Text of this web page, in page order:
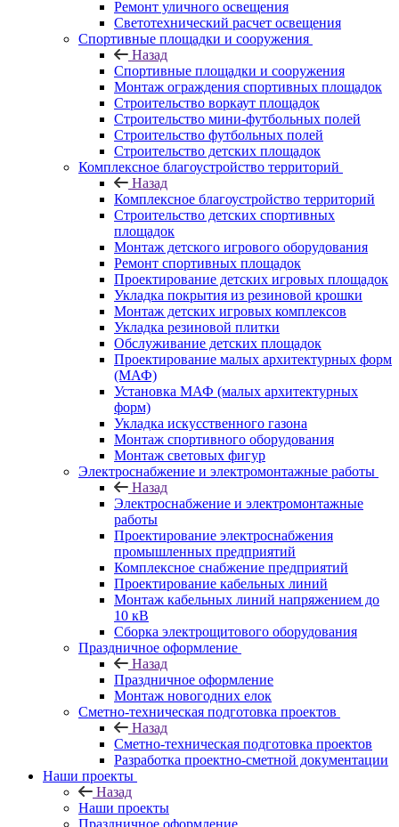
Ремонт уличного освещения
Светотехнический расчет освещения
Спортивные площадки и сооружения
Назад
Спортивные площадки и сооружения
Монтаж ограждения спортивных площадок
Строительство воркаут площадок
Строительство мини-футбольных полей
Строительство футбольных полей
Строительство детских площадок
Комплексное благоустройство территорий
Назад
Комплексное благоустройство территорий
Строительство детских спортивных
площадок
Монтаж детского игрового оборудования
Ремонт спортивных площадок
Проектирование детских игровых площадок
Укладка покрытия из резиновой крошки
Монтаж детских игровых комплексов
Укладка резиновой плитки
Обслуживание детских площадок
Проектирование малых архитектурных форм
(МАФ)
Установка МАФ (малых архитектурных
форм)
Укладка искусственного газона
Монтаж спортивного оборудования
Монтаж световых фигур
Электроснабжение и электромонтажные работы
Назад
Электроснабжение и электромонтажные
работы
Проектирование электроснабжения
промышленных предприятий
Комплексное снабжение предприятий
Проектирование кабельных линий
Монтаж кабельных линий напряжением до
10 кВ
Сборка электрощитового оборудования
Праздничное оформление
Назад
Праздничное оформление
Монтаж новогодних елок
Сметно-техническая подготовка проектов
Назад
Сметно-техническая подготовка проектов
Разработка проектно-сметной документации
Наши проекты
Назад
Наши проекты
Праздничное оформление